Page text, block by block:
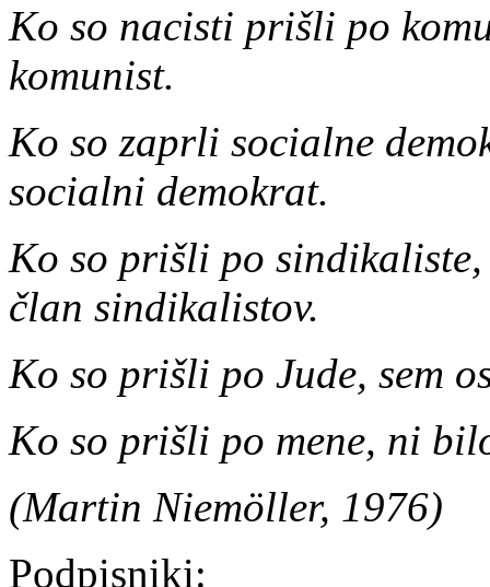
Ko so nacisti prišli po
komunist.
Ko so zaprli socialne
socialni demokrat.
Ko so prišli po
član sindikalistov.
Ko so prišli po Jude, sem
Ko so prišli po mene, ni
(Martin Niemöller, 1976)
Podpisniki: